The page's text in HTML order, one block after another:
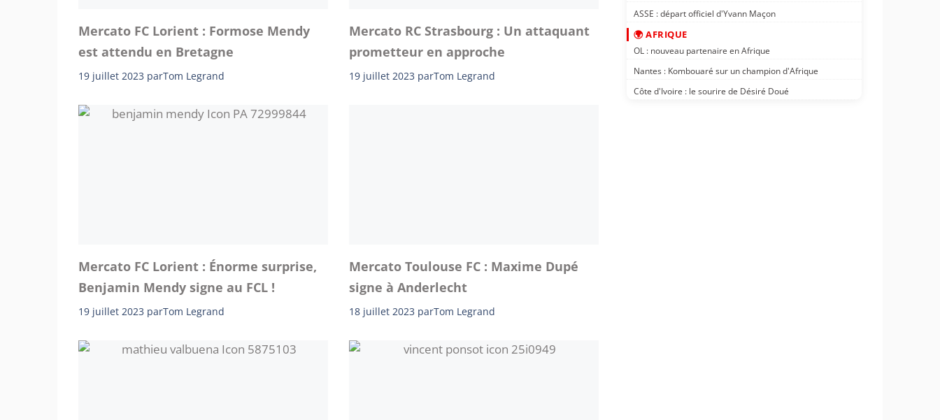
Mercato FC Lorient : Formose Mendy
est attendu en Bretagne
19 juillet 2023 parTom Legrand
Mercato RC Strasbourg : Un attaquant
prometteur en approche
19 juillet 2023 parTom Legrand
Mercato FC Lorient : Énorme surprise,
Benjamin Mendy signe au FCL !
19 juillet 2023 parTom Legrand
Mercato Toulouse FC : Maxime Dupé
signe à Anderlecht
18 juillet 2023 parTom Legrand
ASSE : départ officiel d'Yvann Maçon
🌍 AFRIQUE
OL : nouveau partenaire en Afrique
Nantes : Kombouaré sur un champion d'Afrique
Côte d'Ivoire : le sourire de Désiré Doué